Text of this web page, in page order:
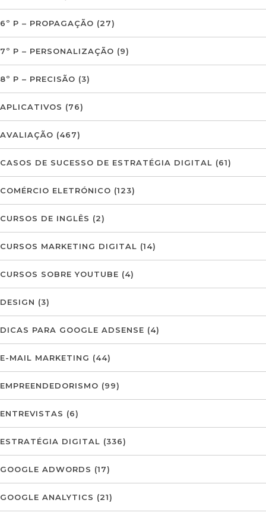
6º P – PROPAGAÇÃO (27)
7º P – PERSONALIZAÇÃO (9)
8º P – PRECISÃO (3)
APLICATIVOS (76)
AVALIAÇÃO (467)
CASOS DE SUCESSO DE ESTRATÉGIA DIGITAL (61)
COMÉRCIO ELETRÓNICO (123)
CURSOS DE INGLÊS (2)
CURSOS MARKETING DIGITAL (14)
CURSOS SOBRE YOUTUBE (4)
DESIGN (3)
DICAS PARA GOOGLE ADSENSE (4)
E-MAIL MARKETING (44)
EMPREENDEDORISMO (99)
ENTREVISTAS (6)
ESTRATÉGIA DIGITAL (336)
GOOGLE ADWORDS (17)
GOOGLE ANALYTICS (21)